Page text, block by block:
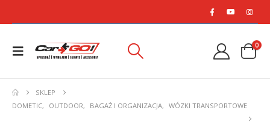
0
SKLEP
DOMETIC, OUTDOOR, BAGAŻ I ORGANIZACJA, WÓZKI TRANSPORTOWE